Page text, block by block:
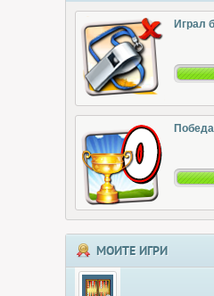
Играл
МОИТЕ ИГРИ